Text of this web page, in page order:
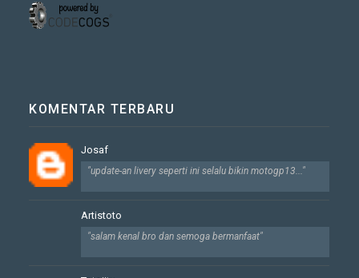
KOMENTAR TERBARU
Josaf
"update-an livery seperti ini selalu bikin motogp13..."
Artistoto
"salam kenal bro dan semoga bermanfaat"